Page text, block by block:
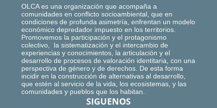
OLCA es una organización que acompaña a
comunidades en conflicto socioambiental, que en
condiciones de profunda asimetría, enfrentan un modelo
económico depredador impuesto en los territorios.
Promovemos la participación y el protagonismo
colectivo, la sistematización y el intercambio de
experiencias y conocimientos, la articulación y el
desarrollo de procesos de valoración identitaria, con una
perspectiva de género y de derechos. De esta forma
incidir en la construcción de alternativas al desarrollo,
que estén al servicio de la vida, los ecosistemas, y las
comunidades y pueblos que los habitan.
SIGUENOS